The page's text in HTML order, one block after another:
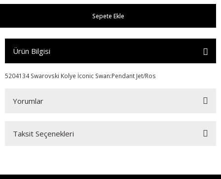
Sepete Ekle
Ürün Bilgisi
5204134 Swarovski Kolye İconic Swan:Pendant Jet/Ros
Yorumlar
Taksit Seçenekleri